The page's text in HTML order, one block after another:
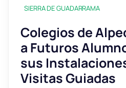
SIERRA DE GUADARRAMA
Colegios de
a Futuros
sus
Visitas Guiadas